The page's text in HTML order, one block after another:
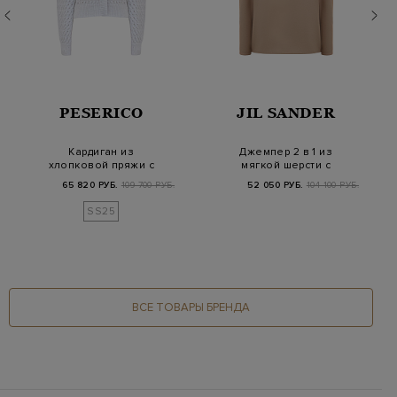
PESERICO
Кардиган из
хлопковой пряжи с
пайетка…
65 820 РУБ. 109 700 РУБ.
SS25
JIL SANDER
Джемпер 2 в 1 из
мягкой шерсти с
52 050 РУБ. 104 100 РУБ.
ВСЕ ТОВАРЫ БРЕНДА